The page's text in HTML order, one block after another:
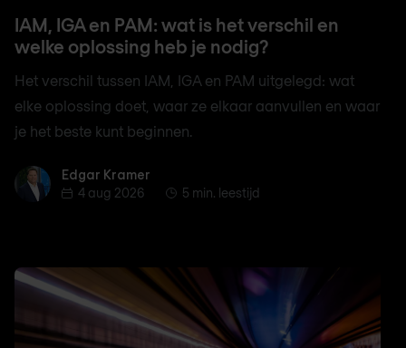
IAM, IGA en PAM: wat is het verschil en
welke oplossing heb je nodig?
Het verschil tussen IAM, IGA en PAM uitgelegd: wat
elke oplossing doet, waar ze elkaar aanvullen en waar
je het beste kunt beginnen.
Edgar KramerEdgar Kramer
4 aug 2026
5 min. leestijd